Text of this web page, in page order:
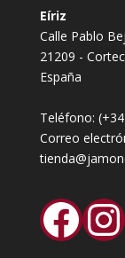
Eíriz
Calle Pablo
21209 -
España
Teléfono:
Correo